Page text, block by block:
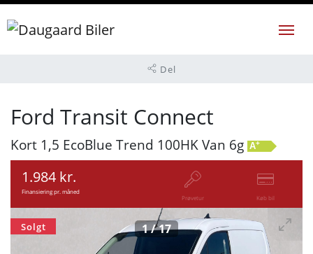
Del
Ford Transit Connect
Kort 1,5 EcoBlue Trend 100HK Van 6g A+
1.984 kr.
Finansiering pr. måned
Prøvetur
Køb bil
Solgt 1/17